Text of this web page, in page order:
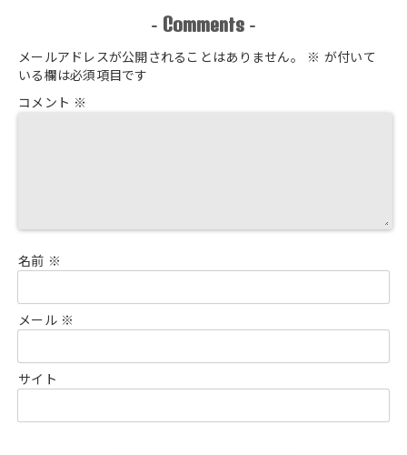
- Comments -
メールアドレスが公開されることはありません。 ※ が付いて
いる欄は必須項目です
コメント ※
名前 ※
メール ※
サイト